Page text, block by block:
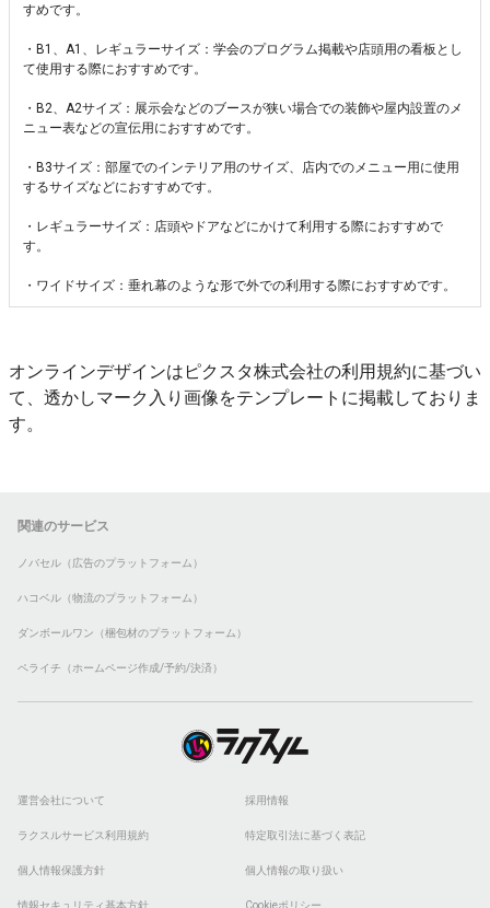
すめです。
・B1、A1、レギュラーサイズ：学会のプログラム掲載や店頭用の看板とし
て使用する際におすすめです。
・B2、A2サイズ：展示会などのブースが狭い場合での装飾や屋内設置のメ
ニュー表などの宣伝用におすすめです。
・B3サイズ：部屋でのインテリア用のサイズ、店内でのメニュー用に使用
するサイズなどにおすすめです。
・レギュラーサイズ：店頭やドアなどにかけて利用する際におすすめで
す。
・ワイドサイズ：垂れ幕のような形で外での利用する際におすすめです。
オンラインデザインはピクスタ株式会社の利用規約に基づい
て、透かしマーク入り画像をテンプレートに掲載しておりま
す。
関連のサービス
ノバセル（広告のプラットフォーム）
ハコベル（物流のプラットフォーム）
ダンボールワン（梱包材のプラットフォーム）
ペライチ（ホームページ作成/予約/決済）
運営会社について 採用情報
ラクスルサービス利用規約 特定取引法に基づく表記
個人情報保護方針 個人情報の取り扱い